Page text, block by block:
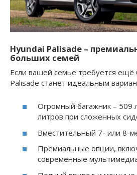
Hyundai Palisade –
больших семей
Если вашей семье требуется ещё
Palisade станет идеальным
Огромный багажник – 509
литров при сложенных
Вместительный 7- или 8-
Премиальные опции,
современные